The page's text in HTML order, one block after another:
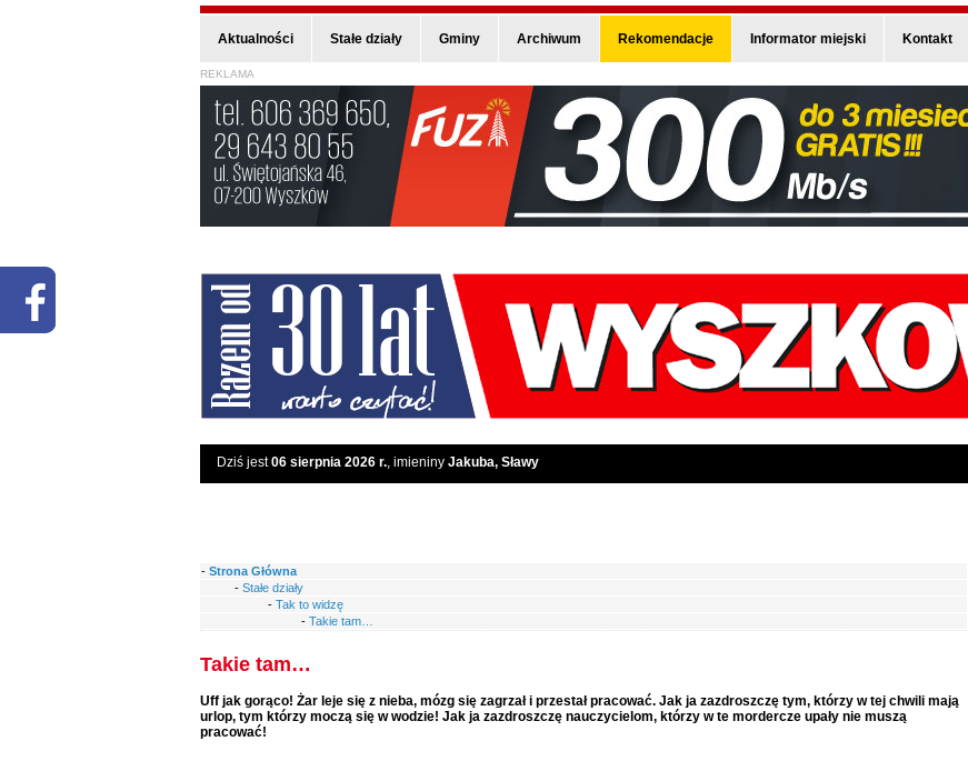
Aktualności Stałe działy Gminy Archiwum Rekomendacje Informator miejski Kontakt
REKLAMA
Dziś jest06 sierpnia 2026 r., imieniny Jakuba, Sławy
- Strona Główna
- Stałe działy
- Tak to widzę
- Takie tam…
Takie tam…
Uff jak gorąco! Żar leje się z nieba, mózg się zagrzał i przestał pracować. Jak ja zazdroszczę tym, którzy w tej chwili mają
urlop, tym którzy moczą się w wodzie! Jak ja zazdroszczę nauczycielom, którzy w te mordercze upały nie muszą
pracować!